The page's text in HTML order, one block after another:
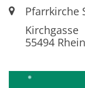
Ort:Pfarrkirche
Kirchgasse
55494